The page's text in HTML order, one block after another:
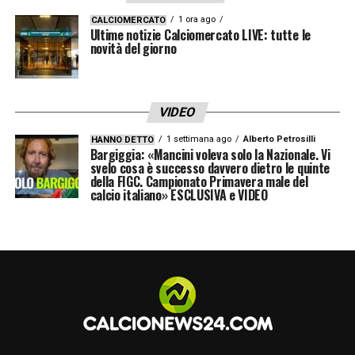
Dopo la firma,Chivulascerà Milano per
qualche giorno di vacanza con la famiglia. Il
telefono, però, resterà sempre acceso. Il
tecnico seguirà infatti da vicino anche le
mosse di mercato, curioso di capire quali
rinforzi arriveranno per rendere l’Interancora
più competitiva.
primo tassello, però, è già stato scelto:
avanti conCristian Chivu.
CALCIOMERCATO 1 ora ago
Ultime notizie Calciomercato LIVE: tutte le
novità del giorno
VIDEO
HANNO DETTO 1 settimana ago Alberto Petrosilli
Bargiggia: «Mancini voleva solo la Nazionale. Vi
svelo cosa è successo davvero dietro le quinte
della FIGC. Campionato Primavera male del
calcio italiano» ESCLUSIVA e VIDEO